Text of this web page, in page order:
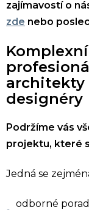
zajímavostí o
zde nebo
architekty
designéry
Podržíme vás
projektu, které
Jedná se
odborné